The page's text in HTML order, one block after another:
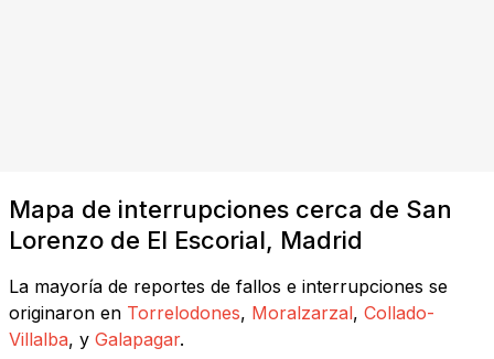
Mapa de interrupciones cerca de San
Lorenzo de El Escorial, Madrid
La mayoría de reportes de fallos e interrupciones se
originaron en Torrelodones, Moralzarzal, Collado-
Villalba, y Galapagar.